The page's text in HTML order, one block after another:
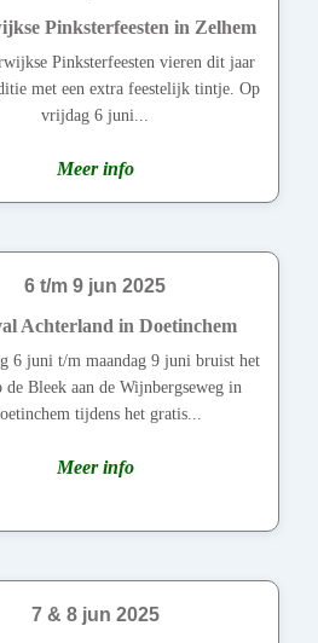
Pinksterfeesten in Zelhem
Pinksterfeesten vieren dit jaar
met een extra feestelijk tintje. Op
vrijdag 6 juni...
Meer info
6 t/m 9 jun 2025
Achterland in Doetinchem
6 juni t/m maandag 9 juni bruist het
de Bleek aan de Wijnbergseweg in
tijdens het gratis...
Meer info
7 & 8 jun 2025